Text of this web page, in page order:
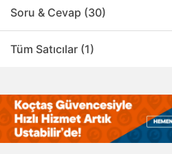
Soru & Cevap (30)
Tüm Satıcılar (1)